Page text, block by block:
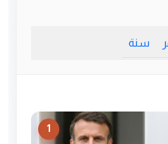
سنة
1